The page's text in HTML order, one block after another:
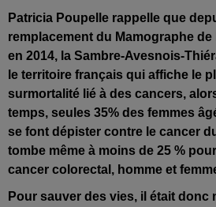
Patricia Poupelle rappelle que
remplacement du Mamographe de
en 2014, la Sambre-Avesnois-
le territoire français qui affiche le
surmortalité lié à des cancers,
temps, seules 35% des femmes
se font dépister contre le cancer
tombe même à moins de 25 %
cancer colorectal, homme et
Pour sauver des vies, il était donc